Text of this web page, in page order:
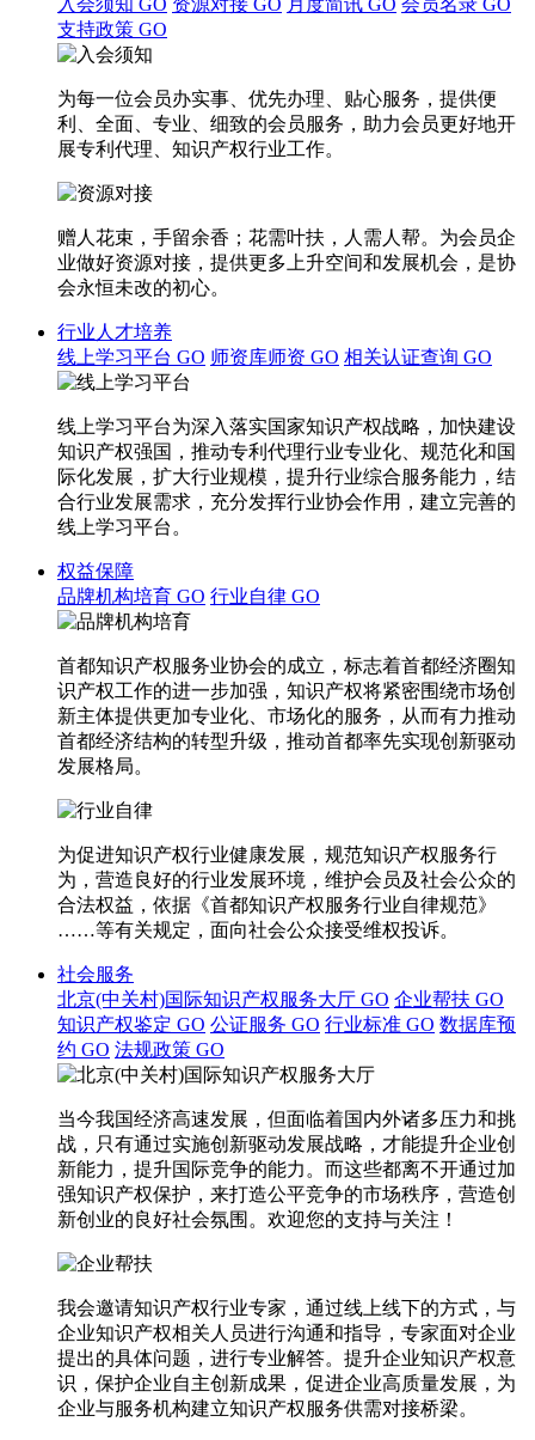
入会须知 GO 资源对接 GO 月度简讯 GO 会员名录 GO
支持政策 GO
为每一位会员办实事、优先办理、贴心服务，提供便
利、全面、专业、细致的会员服务，助力会员更好地开
展专利代理、知识产权行业工作。
赠人花束，手留余香；花需叶扶，人需人帮。为会员企
业做好资源对接，提供更多上升空间和发展机会，是协
会永恒未改的初心。
行业人才培养
线上学习平台 GO 师资库师资 GO 相关认证查询 GO
线上学习平台为深入落实国家知识产权战略，加快建设
知识产权强国，推动专利代理行业专业化、规范化和国
际化发展，扩大行业规模，提升行业综合服务能力，结
合行业发展需求，充分发挥行业协会作用，建立完善的
线上学习平台。
权益保障
品牌机构培育 GO 行业自律 GO
首都知识产权服务业协会的成立，标志着首都经济圈知
识产权工作的进一步加强，知识产权将紧密围绕市场创
新主体提供更加专业化、市场化的服务，从而有力推动
首都经济结构的转型升级，推动首都率先实现创新驱动
发展格局。
为促进知识产权行业健康发展，规范知识产权服务行
为，营造良好的行业发展环境，维护会员及社会公众的
合法权益，依据《首都知识产权服务行业自律规范》
……等有关规定，面向社会公众接受维权投诉。
社会服务
北京(中关村)国际知识产权服务大厅 GO 企业帮扶 GO
知识产权鉴定 GO 公证服务 GO 行业标准 GO 数据库预
约 GO 法规政策 GO
当今我国经济高速发展，但面临着国内外诸多压力和挑
战，只有通过实施创新驱动发展战略，才能提升企业创
新能力，提升国际竞争的能力。而这些都离不开通过加
强知识产权保护，来打造公平竞争的市场秩序，营造创
新创业的良好社会氛围。欢迎您的支持与关注！
我会邀请知识产权行业专家，通过线上线下的方式，与
企业知识产权相关人员进行沟通和指导，专家面对企业
提出的具体问题，进行专业解答。提升企业知识产权意
识，保护企业自主创新成果，促进企业高质量发展，为
企业与服务机构建立知识产权服务供需对接桥梁。